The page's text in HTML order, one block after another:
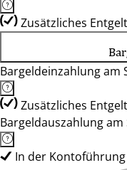
Zusätzliches
Bargeldeinzahlung am
Zusätzliches
Bargeldauszahlung am
In der